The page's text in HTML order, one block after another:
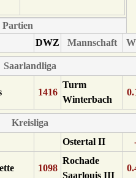
Partien
DWZ Mannschaft W
Saarlandliga
1416
Turm
Winterbach
Kreisliga
Ostertal II
1098
Rochade
Saarlouis III